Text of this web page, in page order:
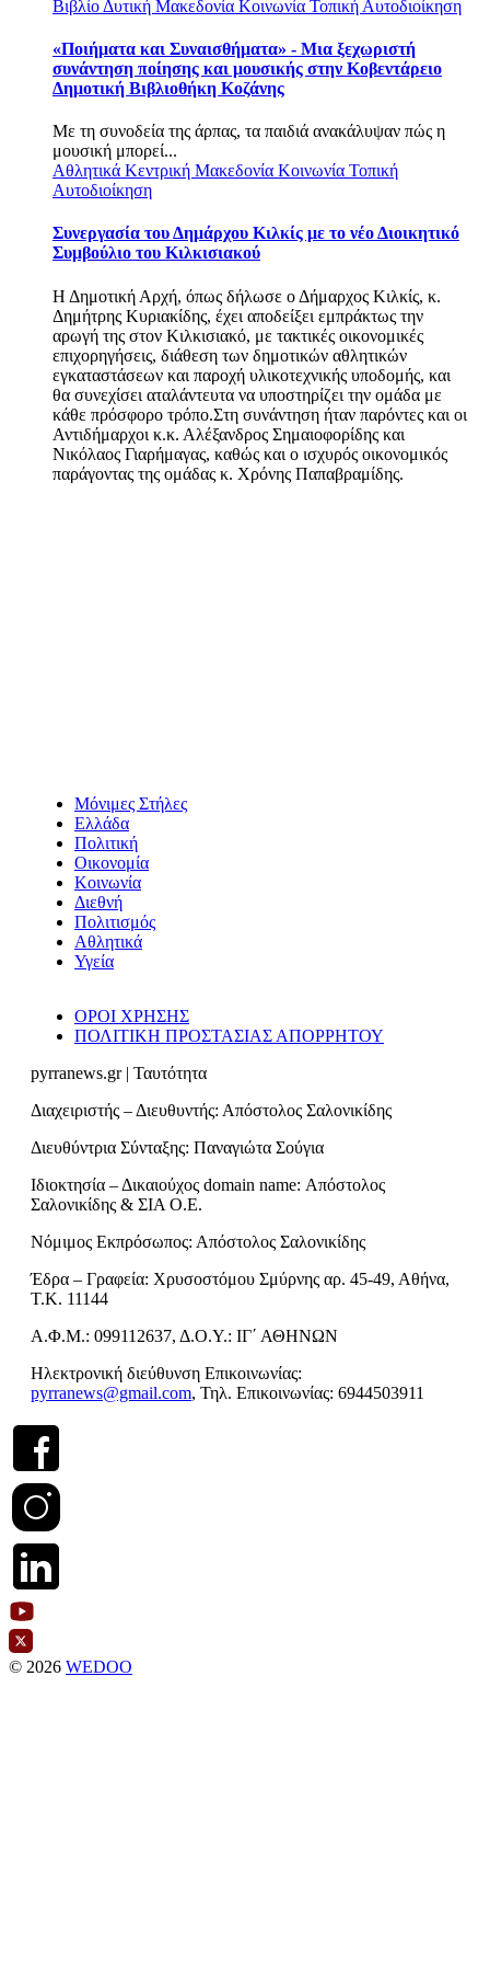
Βιβλίο Δυτική Μακεδονία Κοινωνία Τοπική Αυτοδιοίκηση
«Ποιήματα και Συναισθήματα» - Μια ξεχωριστή
συνάντηση ποίησης και μουσικής στην Κοβεντάρειο
Δημοτική Βιβλιοθήκη Κοζάνης
Με τη συνοδεία της άρπας, τα παιδιά ανακάλυψαν πώς η
μουσική μπορεί...
Αθλητικά Κεντρική Μακεδονία Κοινωνία Τοπική
Αυτοδιοίκηση
Συνεργασία του Δημάρχου Κιλκίς με το νέο Διοικητικό
Συμβούλιο του Κιλκισιακού
Η Δημοτική Αρχή, όπως δήλωσε ο Δήμαρχος Κιλκίς, κ.
Δημήτρης Κυριακίδης, έχει αποδείξει εμπράκτως την
αρωγή της στον Κιλκισιακό, με τακτικές οικονομικές
επιχορηγήσεις, διάθεση των δημοτικών αθλητικών
εγκαταστάσεων και παροχή υλικοτεχνικής υποδομής, και
θα συνεχίσει αταλάντευτα να υποστηρίζει την ομάδα με
κάθε πρόσφορο τρόπο.Στη συνάντηση ήταν παρόντες και οι
Αντιδήμαρχοι κ.κ. Αλέξανδρος Σημαιοφορίδης και
Νικόλαος Γιαρήμαγας, καθώς και ο ισχυρός οικονομικός
παράγοντας της ομάδας κ. Χρόνης Παπαβραμίδης.
Μόνιμες Στήλες
Ελλάδα
Πολιτική
Οικονομία
Κοινωνία
Διεθνή
Πολιτισμός
Αθλητικά
Υγεία
ΟΡΟΙ ΧΡΗΣΗΣ
ΠΟΛΙΤΙΚΗ ΠΡΟΣΤΑΣΙΑΣ ΑΠΟΡΡΗΤΟΥ
pyrranews.gr | Ταυτότητα
Διαχειριστής – Διευθυντής: Απόστολος Σαλονικίδης
Διευθύντρια Σύνταξης: Παναγιώτα Σούγια
Ιδιοκτησία – Δικαιούχος domain name: Απόστολος
Σαλονικίδης & ΣΙΑ Ο.Ε.
Νόμιμος Εκπρόσωπος: Απόστολος Σαλονικίδης
Έδρα – Γραφεία: Χρυσοστόμου Σμύρνης αρ. 45-49, Αθήνα,
Τ.Κ. 11144
Α.Φ.Μ.: 099112637, Δ.Ο.Υ.: ΙΓ΄ ΑΘΗΝΩΝ
Ηλεκτρονική διεύθυνση Επικοινωνίας:
pyrranews@gmail.com, Τηλ. Επικοινωνίας: 6944503911
© 2026 WEDOO